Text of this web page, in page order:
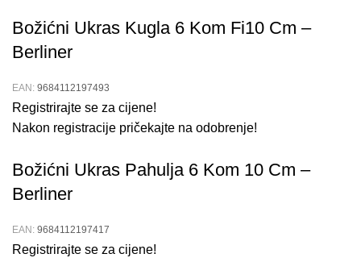
Božićni Ukras Kugla 6 Kom Fi10 Cm –
Berliner
EAN: 9684112197493
Registrirajte se za cijene!
Nakon registracije pričekajte na odobrenje!
Božićni Ukras Pahulja 6 Kom 10 Cm –
Berliner
EAN: 9684112197417
Registrirajte se za cijene!